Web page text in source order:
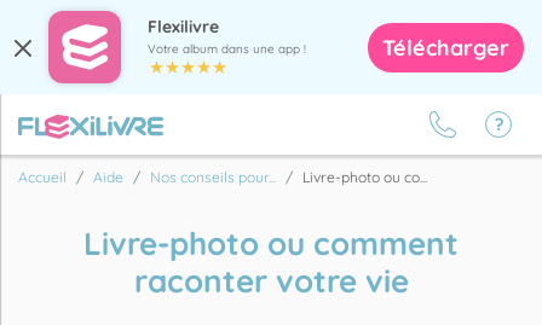
Flexilivre
Votre album dans une app ! Télécharger
Accueil Aide Nos conseils pour... Livre-photo ou co...
Livre-photo ou comment
raconter votre vie